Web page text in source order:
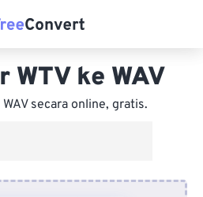
ke WAV
secara online, gratis.